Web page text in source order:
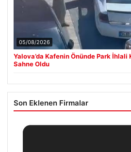
05/08/2026
Yalova’da Kafenin Önünde Park
Sahne Oldu
Son Eklenen Firmalar